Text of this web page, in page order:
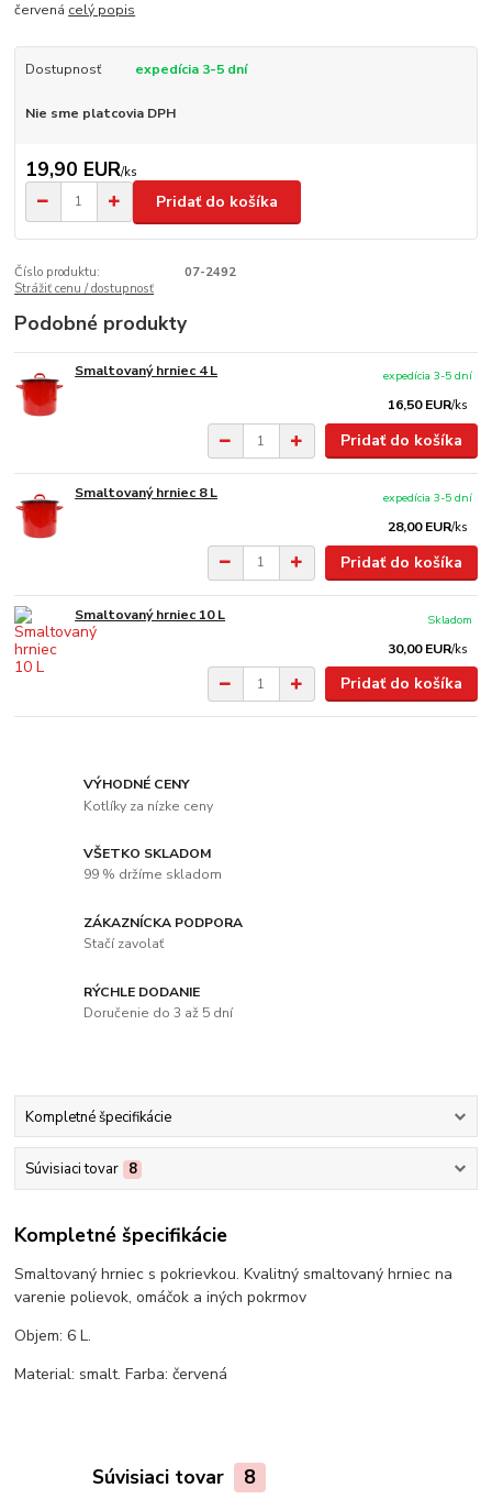
červená celý popis
Dostupnosť expedícia 3-5 dní
Nie sme platcovia DPH
19,90 EUR/ks
Pridať do košíka
Číslo produktu:
07-2492
Strážiť cenu / dostupnosť
Podobné produkty
Smaltovaný hrniec 4 L
16,50 EUR/ks
expedícia 3-5 dní
Pridať do košíka
Smaltovaný hrniec 8 L
28,00 EUR/ks
expedícia 3-5 dní
Pridať do košíka
Smaltovaný hrniec 10 L
30,00 EUR/ks
Skladom
Pridať do košíka
VÝHODNÉ CENY
Kotlíky za nízke ceny
VŠETKO SKLADOM
99 % držíme skladom
ZÁKAZNÍCKA PODPORA
Stačí zavolať
RÝCHLE DODANIE
Doručenie do 3 až 5 dní
Kompletné špecifikácie
Súvisiaci tovar 8
Kompletné špecifikácie
Smaltovaný hrniec s pokrievkou. Kvalitný smaltovaný hrniec na
varenie polievok, omáčok a iných pokrmov
Objem: 6 L.
Material: smalt. Farba: červená
Súvisiaci tovar 8